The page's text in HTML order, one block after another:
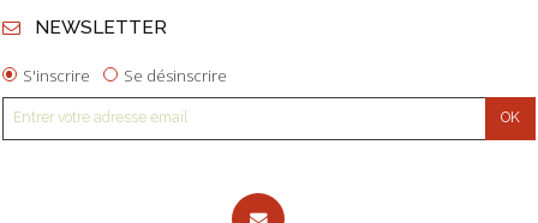
NEWSLETTER
S'inscrire Se désinscrire